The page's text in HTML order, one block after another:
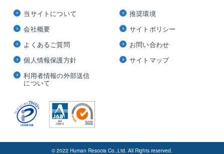
当サイトについて
会社概要
よくあるご質問
個人情報保護方針
利用者情報の外部送信
について
推奨環境
サイトポリシー
お問い合わせ
サイトマップ
© 2022 Human Resocia Co.,Ltd. All Rights reserved.